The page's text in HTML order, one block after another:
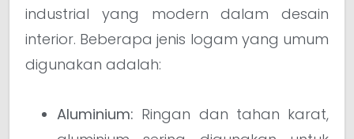
industrial yang modern dalam desain
interior. Beberapa jenis logam yang umum
digunakan adalah:
Aluminium: Ringan dan tahan karat,